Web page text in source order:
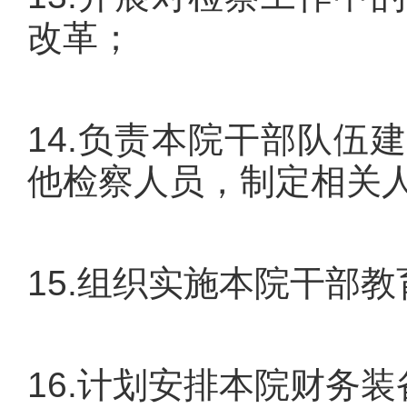
改革；
14.负责本院干部队伍
他检察人员，制定相关
15.组织实施本院干部
16.计划安排本院财务